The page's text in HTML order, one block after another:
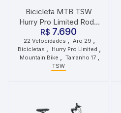
Bicicleta MTB TSW
Hurry Pro Limited Roda
29 Tamanho 17 22
Velocidades Azul
R$ 7.690
22 Velocidades , Aro 29 ,
Bicicletas , Hurry Pro Limited ,
Mountain Bike , Tamanho 17 ,
TSW